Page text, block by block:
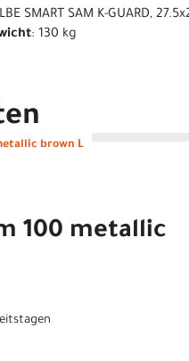
SMART SAM K-GUARD,
: 130 kg
brown L
100 metallic